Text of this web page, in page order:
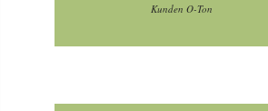
Kunden O-Ton